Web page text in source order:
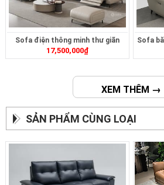
Sofa điện thông minh thư giãn
ZT303
17,500,000₫
Sofa
XEM THÊM →
SẢN PHẨM CÙNG LOẠI